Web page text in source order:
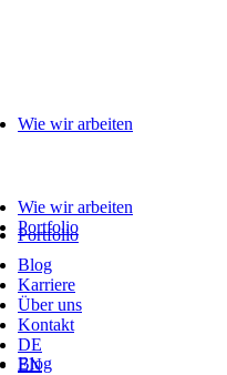
Wie wir arbeiten
Portfolio
Blog
Wie wir arbeiten
Portfolio
Blog
Karriere
Über uns
Kontakt
DE
EN